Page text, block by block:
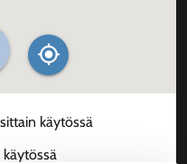
käytössä
käytössä